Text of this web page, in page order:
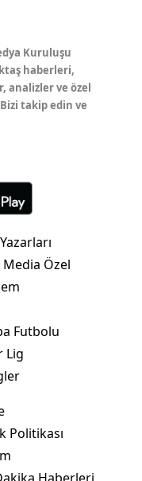
Kuruluşu
haberleri,
analizler ve özel
takip edin ve
Media Özel
Futbolu
Lig
Politikası